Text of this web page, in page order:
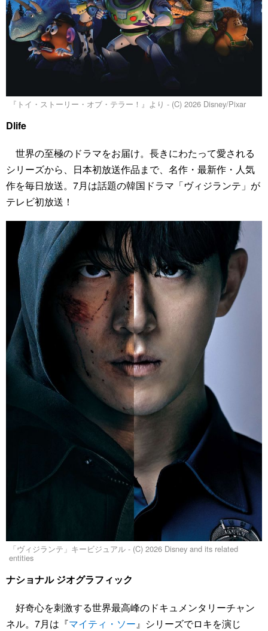
『トイ・ストーリー・オブ・テラー！』より - (C) 2026 Disney/Pixar
Dlife
世界の至極のドラマをお届け。長きにわたって愛される
シリーズから、日本初放送作品まで、名作・最新作・人気
作を毎日放送。7月は話題の韓国ドラマ「ヴィジランテ」が
テレビ初放送！
「ヴィジランテ」キービジュアル - (C) 2026 Disney and its related
entities
ナショナル ジオグラフィック
好奇心を刺激する世界最高峰のドキュメンタリーチャン
ネル。7月は『マイティ・ソー 』シリーズでロキを演じ